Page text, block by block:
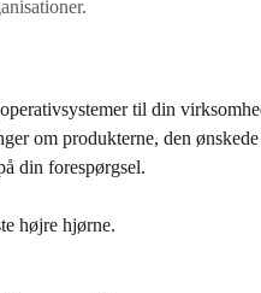
til din
om produkterne, den
din forespørgsel.
højre hjørne.